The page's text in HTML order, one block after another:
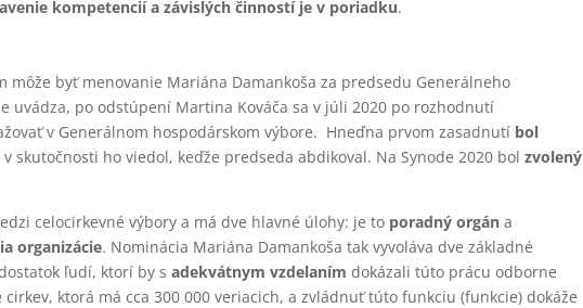
kompetencií a závislých činností je v poriadku.
byť menovanie Mariána Damankoša za predsedu Generálneho
uvádza, po odstúpení Martina Kováča sa v júli 2020 po rozhodnutí
v Generálnom hospodárskom výbore. Hneďna prvom zasadnutí bol
v skutočnosti ho viedol, keďže predseda abdikoval. Na Synode 2020 bolzvolený
celocirkevné výbory a má dve hlavné úlohy: je to poradný orgán a
organizácie. Nominácia Mariána Damankoša tak vyvoláva dve základné
dostatok ľudí, ktorí by sadekvátnym vzdelaním dokázali túto prácu odborne
cirkev, ktorá má cca 300 000 veriacich, a zvládnuť túto funkciu (funkcie) dokáže